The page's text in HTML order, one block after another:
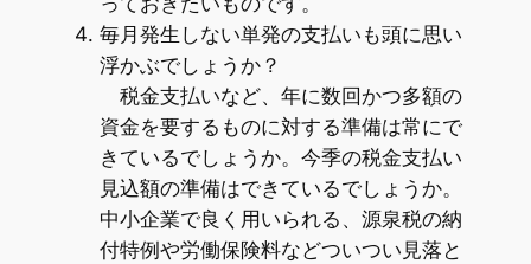
毎月発生しない単発の支払いも頭に思い
浮かぶでしょうか？
税金支払いなど、年に数回かつ多額の
資金を要するものに対する準備は常にで
きているでしょうか。今季の税金支払い
見込額の準備はできているでしょうか。
中小企業で良く用いられる、源泉税の納
付特例や労働保険料などついつい見落と